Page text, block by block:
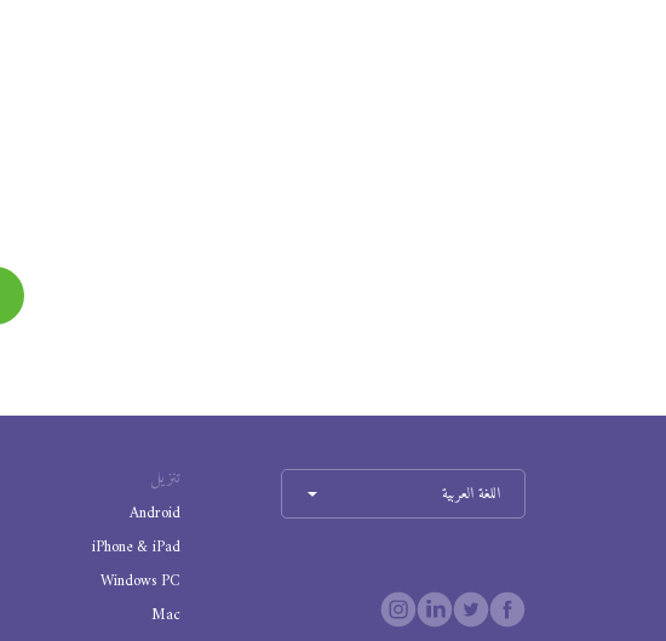
تنزيل
Android
iPhone & iPad
Windows PC
Mac
اللغة العربية